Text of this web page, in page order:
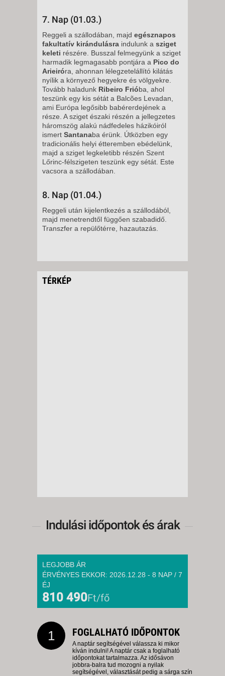
7. Nap (01.03.)
Reggeli a szállodában, majd egésznapos
fakultatív kirándulásra indulunk a sziget
keleti részére. Busszal felmegyünk a sziget
harmadik legmagasabb pontjára a Pico do
Arieiróra, ahonnan lélegzetelállító kilátás
nyílik a környező hegyekre és völgyekre.
Tovább haladunk Ribeiro Frióba, ahol
teszünk egy kis sétát a Balcões Levadan,
ami Európa legősibb babérerdejének a
része. A sziget északi részén a jellegzetes
háromszög alakú nádfedeles házikóiról
ismert Santanaba érünk. Útközben egy
tradicionális helyi étteremben ebédelünk,
majd a sziget legkeletibb részén Szent
Lőrinc-félszigeten teszünk egy sétát. Este
vacsora a szállodában.
8. Nap (01.04.)
Reggeli után kijelentkezés a szállodából,
majd menetrendtől függően szabadidő.
Transzfer a repülőtérre, hazautazás.
TÉRKÉP
Indulási időpontok és árak
LEGJOBB ÁR
ÉRVÉNYES EKKOR: 2026.12.28 - 8 NAP / 7
ÉJ
810 490Ft/fő
1 FOGLALHATÓ IDŐPONTOK
A naptár segítségével válassza ki mikor
kíván indulni! A naptár csak a foglalható
időpontokat tartalmazza. Az idősávon
jobbra-balra tud mozogni a nyilak
segítségével, választását pedig a sárga szín